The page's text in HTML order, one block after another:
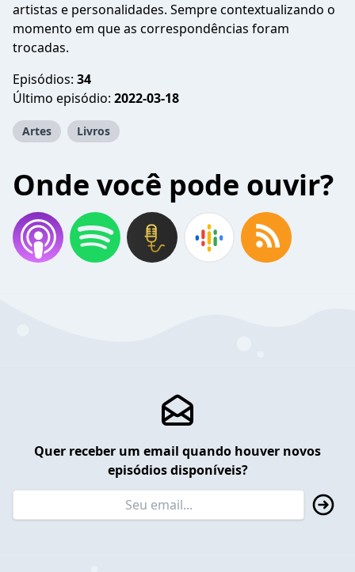
artistas e personalidades. Sempre contextualizando o
momento em que as correspondências foram
trocadas.
Episódios: 34
Último episódio: 2022-03-18
Artes Livros
Onde você pode ouvir?
Quer receber um email quando houver novos
episódios disponíveis?